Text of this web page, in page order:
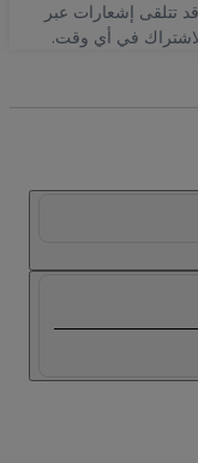
تتلقى إشعارات عبر
الاشتراك في أي وقت.